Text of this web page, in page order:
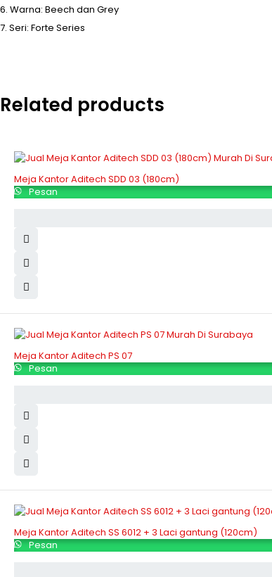
Warna: Beech dan Grey
Seri: Forte Series
Related products
Meja Kantor Aditech SDD 03 (180cm)
Pesan
Meja Kantor Aditech PS 07
Pesan
Meja Kantor Aditech SS 6012 + 3 Laci gantung (120cm)
Pesan